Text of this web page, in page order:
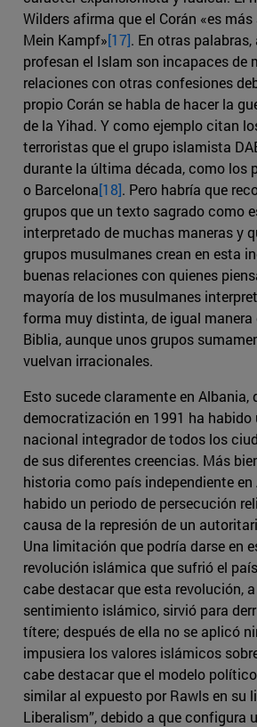
Wilders afirma que el Corán «es
Mein Kampf»[17]. En otras
profesan el Islam son incapaces de
relaciones con otras confesiones
propio Corán se habla de hacer la
de la Yihad. Y como ejemplo citan
terroristas que el grupo islamista
durante la última década, como los
o Barcelona[18]. Pero habría que
grupos que un texto sagrado como
interpretado de muchas maneras y
grupos musulmanes crean en esta
buenas relaciones con quienes
mayoría de los musulmanes
forma muy distinta, de igual manera
Biblia, aunque unos grupos
vuelvan irracionales.
Esto sucede claramente en Albania,
democratización en 1991 ha habido
nacional integrador de todos los
de sus diferentes creencias. Más
historia como país independiente
habido un periodo de persecución
causa de la represión de un
Una limitación que podría darse en
revolución islámica que sufrió el
cabe destacar que esta revolución,
sentimiento islámico, sirvió para
títere; después de ella no se aplicó
impusiera los valores islámicos
cabe destacar que el modelo
similar al expuesto por Rawls en su
Liberalism”, debido a que configura